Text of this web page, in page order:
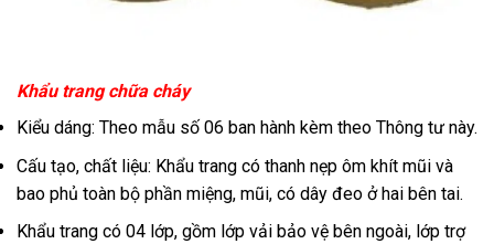
Khẩu trang chữa cháy
Kiểu dáng: Theo mẫu số 06 ban hành kèm theo Thông tư này.
Cấu tạo, chất liệu: Khẩu trang có thanh nẹp ôm khít mũi và
bao phủ toàn bộ phần miệng, mũi, có dây đeo ở hai bên tai.
Khẩu trang có 04 lớp, gồm lớp vải bảo vệ bên ngoài, lớp trợ